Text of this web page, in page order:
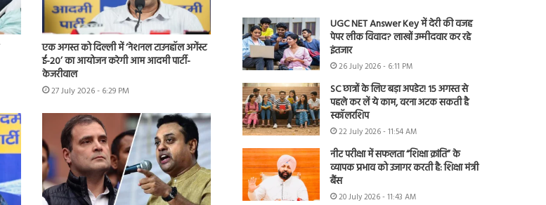
एक अगस्त को दिल्ली में ‘नेशनल टाउनहॉल अगेंस्ट
ई-20’ का आयोजन करेगी आम आदमी पार्टी-
केजरीवाल
27 July 2026 - 6:29 PM
UGC NET Answer Key में देरी की वजह
पेपर लीक विवाद? लाखों उम्मीदवार कर रहे
इंतजार
26 July 2026 - 6:11 PM
SC छात्रों के लिए बड़ा अपडेट! 15 अगस्त से
पहले कर लें ये काम, वरना अटक सकती है
स्कॉलरशिप
22 July 2026 - 11:54 AM
नीट परीक्षा में सफलता “शिक्षा क्रांति” के
व्यापक प्रभाव को उजागर करती है: शिक्षा मंत्री
बैंस
20 July 2026 - 11:43 AM